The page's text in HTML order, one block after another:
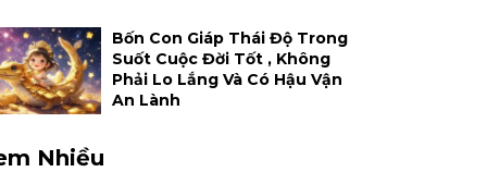
Bốn Con Giáp Thái Độ Trong
Suốt Cuộc Đời Tốt , Không
Phải Lo Lắng Và Có Hậu Vận
An Lành
Nhiều